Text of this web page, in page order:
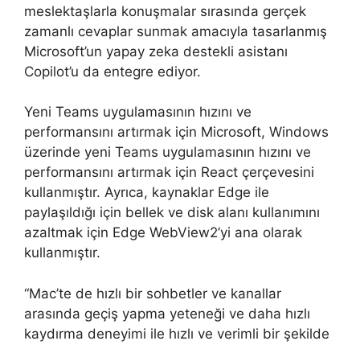
meslektaşlarla konuşmalar sırasında gerçek
zamanlı cevaplar sunmak amacıyla tasarlanmış
Microsoft’un yapay zeka destekli asistanı
Copilot’u da entegre ediyor.
Yeni Teams uygulamasının hızını ve
performansını artırmak için Microsoft, Windows
üzerinde yeni Teams uygulamasının hızını ve
performansını artırmak için React çerçevesini
kullanmıştır. Ayrıca, kaynaklar Edge ile
paylaşıldığı için bellek ve disk alanı kullanımını
azaltmak için Edge WebView2’yi ana olarak
kullanmıştır.
“Mac’te de hızlı bir sohbetler ve kanallar
arasında geçiş yapma yeteneği ve daha hızlı
kaydırma deneyimi ile hızlı ve verimli bir şekilde